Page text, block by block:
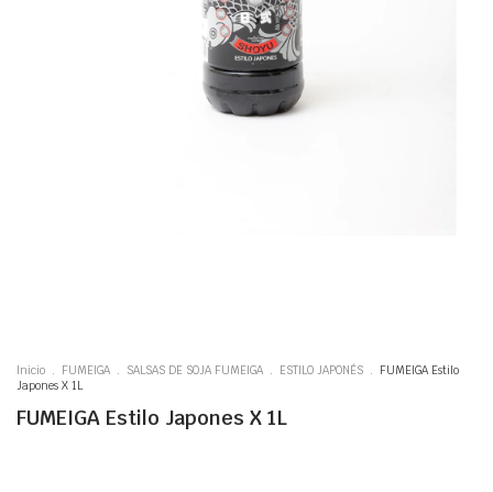
Inicio . FUMEIGA . SALSAS DE SOJA FUMEIGA . ESTILO JAPONÉS .
FUMEIGA Estilo
Japones X 1L
FUMEIGA Estilo Japones X 1L